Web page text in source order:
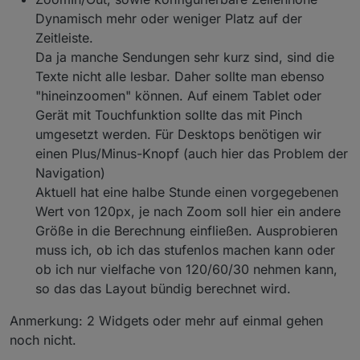
Dynamisch mehr oder weniger Platz auf der
Zeitleiste.
Da ja manche Sendungen sehr kurz sind, sind die
Texte nicht alle lesbar. Daher sollte man ebenso
"hineinzoomen" können. Auf einem Tablet oder
Gerät mit Touchfunktion sollte das mit Pinch
umgesetzt werden. Für Desktops benötigen wir
einen Plus/Minus-Knopf (auch hier das Problem der
Navigation)
Aktuell hat eine halbe Stunde einen vorgegebenen
Wert von 120px, je nach Zoom soll hier ein andere
Größe in die Berechnung einfließen. Ausprobieren
muss ich, ob ich das stufenlos machen kann oder
ob ich nur vielfache von 120/60/30 nehmen kann,
so das das Layout bündig berechnet wird.
Anmerkung: 2 Widgets oder mehr auf einmal gehen
noch nicht.